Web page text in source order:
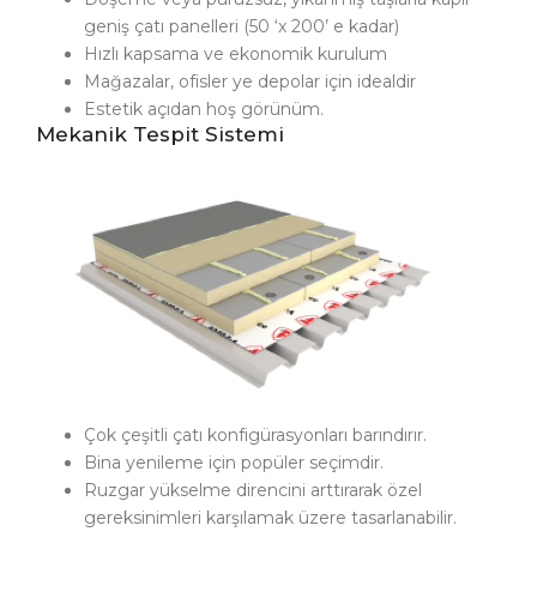
geniş çatı panelleri (50 ‘x 200’ e kadar)
Hızlı kapsama ve ekonomik kurulum
Mağazalar, ofisler ye depolar için idealdir
Estetik açıdan hoş görünüm.
Mekanik Tespit Sistemi
Çok çeşitli çatı konfigürasyonları barındırır.
Bina yenileme için popüler seçimdir.
Ruzgar yükselme direncini arttırarak özel
gereksinimleri karşılamak üzere tasarlanabilir.